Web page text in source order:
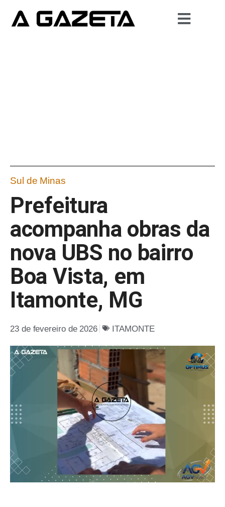
Sul de Minas
Prefeitura
acompanha obras da
nova UBS no bairro
Boa Vista, em
Itamonte, MG
23 de fevereiro de 2026 ITAMONTE